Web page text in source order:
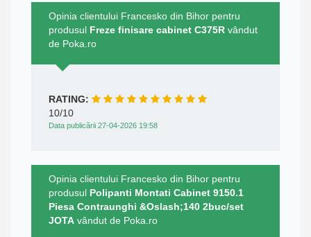
Opinia clientului Francesko din Bihor pentru
produsul Freze finisare cabinet C375R vândut
de Poka.ro
RATING:
10/10
Data publicării 27-04-2026 19:58
Opinia clientului Francesko din Bihor pentru
produsul Polipanti Montati Cabinet 9150.1
Piesa Contraunghi &Oslash;140 2buc/set
JOTA vândut de Poka.ro